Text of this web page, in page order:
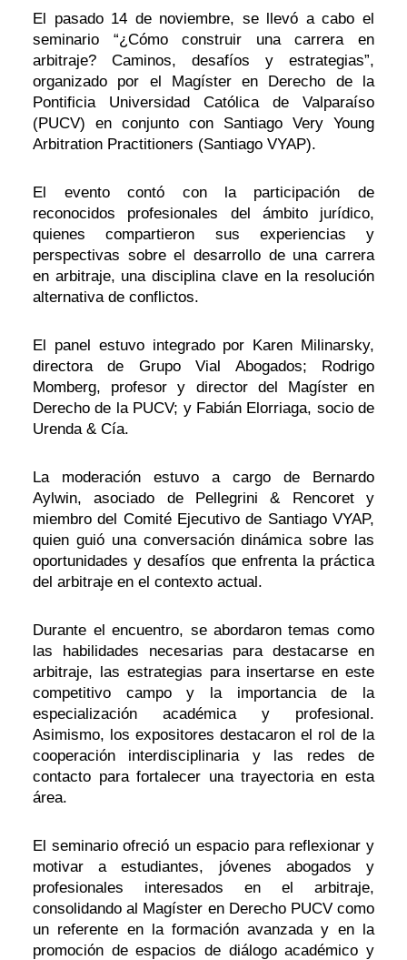
El pasado 14 de noviembre, se llevó a cabo el
seminario “¿Cómo construir una carrera en
arbitraje? Caminos, desafíos y estrategias”,
organizado por el Magíster en Derecho de la
Pontificia Universidad Católica de Valparaíso
(PUCV) en conjunto con Santiago Very Young
Arbitration Practitioners (Santiago VYAP).
El evento contó con la participación de
reconocidos profesionales del ámbito jurídico,
quienes compartieron sus experiencias y
perspectivas sobre el desarrollo de una carrera
en arbitraje, una disciplina clave en la resolución
alternativa de conflictos.
El panel estuvo integrado por Karen Milinarsky,
directora de Grupo Vial Abogados; Rodrigo
Momberg, profesor y director del Magíster en
Derecho de la PUCV; y Fabián Elorriaga, socio de
Urenda & Cía.
La moderación estuvo a cargo de Bernardo
Aylwin, asociado de Pellegrini & Rencoret y
miembro del Comité Ejecutivo de Santiago VYAP,
quien guió una conversación dinámica sobre las
oportunidades y desafíos que enfrenta la práctica
del arbitraje en el contexto actual.
Durante el encuentro, se abordaron temas como
las habilidades necesarias para destacarse en
arbitraje, las estrategias para insertarse en este
competitivo campo y la importancia de la
especialización académica y profesional.
Asimismo, los expositores destacaron el rol de la
cooperación interdisciplinaria y las redes de
contacto para fortalecer una trayectoria en esta
área.
El seminario ofreció un espacio para reflexionar y
motivar a estudiantes, jóvenes abogados y
profesionales interesados en el arbitraje,
consolidando al Magíster en Derecho PUCV como
un referente en la formación avanzada y en la
promoción de espacios de diálogo académico y